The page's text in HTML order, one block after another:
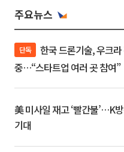
주요뉴스
단독
중…“스타트업 여러 곳 참여”
美 미사일 재고 ‘빨간불’…K
기대